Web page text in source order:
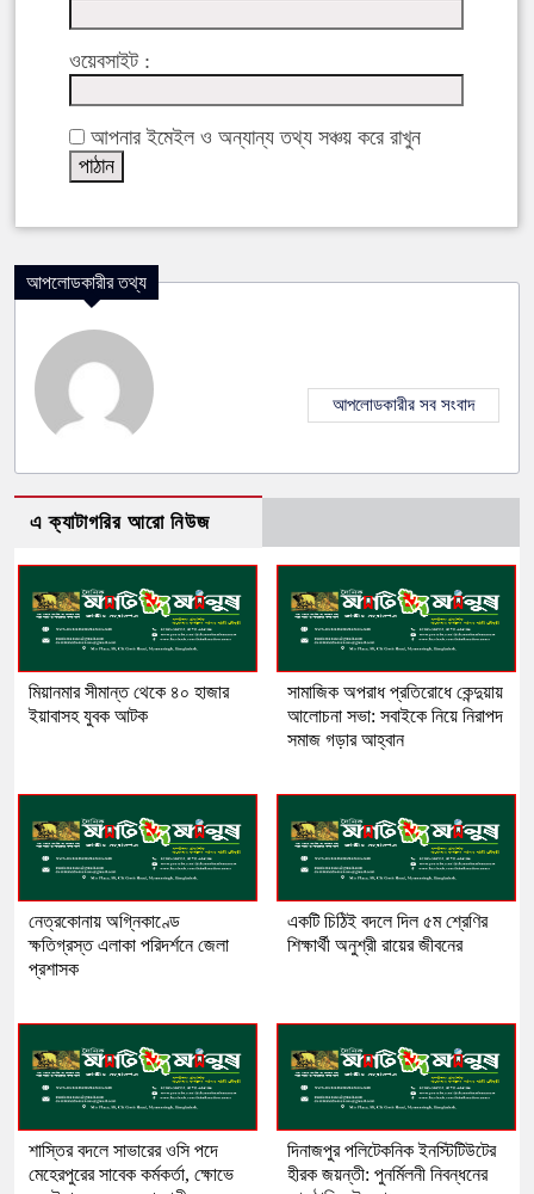
ওয়েবসাইট :
আপনার ইমেইল ও অন্যান্য তথ্য সঞ্চয় করে রাখুন
আপলোডকারীর তথ্য
আপলোডকারীর সব সংবাদ
এ ক্যাটাগরির আরো নিউজ
মিয়ানমার সীমান্ত থেকে ৪০ হাজার
ইয়াবাসহ যুবক আটক
সামাজিক অপরাধ প্রতিরোধে কেন্দুয়ায়
আলোচনা সভা: সবাইকে নিয়ে নিরাপদ
সমাজ গড়ার আহ্বান
নেত্রকোনায় অগ্নিকাণ্ডে
ক্ষতিগ্রস্ত এলাকা পরিদর্শনে জেলা
প্রশাসক
একটি চিঠিই বদলে দিল ৫ম শ্রেণির
শিক্ষার্থী অনুশ্রী রায়ের জীবনের
শাস্তির বদলে সাভারের ওসি পদে
মেহেরপুরের সাবেক কর্মকর্তা, ক্ষোভে
দিনাজপুর পলিটেকনিক ইনস্টিটিউটের
হীরক জয়ন্তী: পুনর্মিলনী নিবন্ধনের